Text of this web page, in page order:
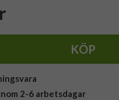
KÖP
2-6 arbetsdagar